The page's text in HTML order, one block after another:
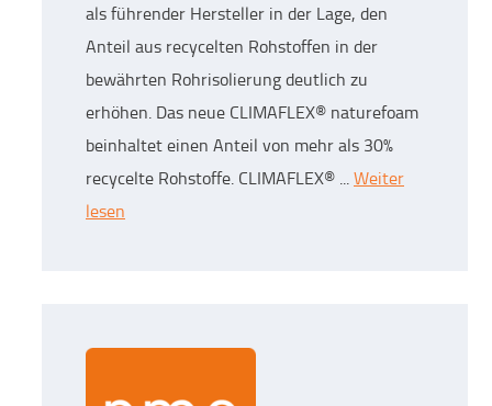
als führender Hersteller in der Lage, den
Anteil aus recycelten Rohstoffen in der
bewährten Rohrisolierung deutlich zu
erhöhen. Das neue CLIMAFLEX® naturefoam
beinhaltet einen Anteil von mehr als 30%
recycelte Rohstoffe. CLIMAFLEX® ...Weiter
lesen